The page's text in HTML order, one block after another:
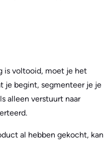
is voltooid, moet je het
je begint, segmenteer je je
alleen verstuurt naar
al hebben gekocht, kan